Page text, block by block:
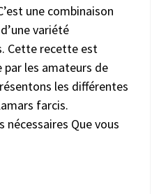
une combinaison
variété
Cette recette est
les amateurs de
les différentes
farcis.
nécessaires Que vous